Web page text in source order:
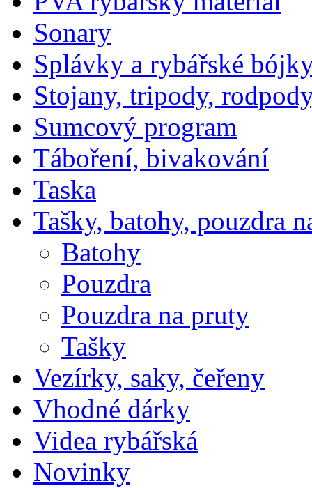
Sonary
Splávky a rybářské
Stojany, tripody,
Sumcový program
Táboření, bivakování
Taska
Tašky, batohy, pouzdra
Batohy
Pouzdra
Pouzdra na pruty
Tašky
Vezírky, saky, čeřeny
Vhodné dárky
Videa rybářská
Novinky